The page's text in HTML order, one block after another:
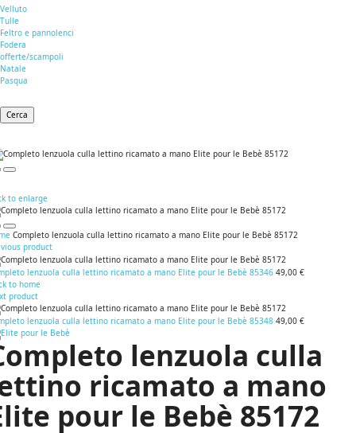
Velluto
Tulle
Feltro e pannolenci
Fodera
offerte/scampoli
Natale
Pasqua
Cerca
to enlarge
Completo lenzuola culla lettino ricamato a mano Elite pour le Bebè 85172
product
lenzuola culla lettino ricamato a mano Elite pour le Bebè 85346 49,00 €
to home
product
lenzuola culla lettino ricamato a mano Elite pour le Bebè 85348 49,00 €
lenzuola culla
ricamato a mano
pour le Bebè 85172